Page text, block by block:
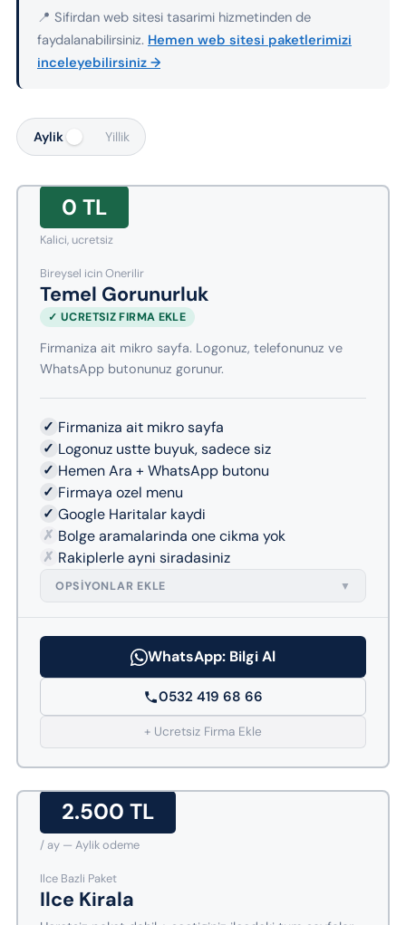
📍 Sifirdan web sitesi tasarimi hizmetinden de
faydalanabilirsiniz. Hemen web sitesi paketlerimizi
inceleyebilirsiniz →
Aylik Yillik
0 TL
Kalici, ucretsiz
Bireysel icin Onerilir
Temel Gorunurluk
✓ UCRETSIZ FIRMA EKLE
Firmaniza ait mikro sayfa. Logonuz, telefonunuz ve
WhatsApp butonunuz gorunur.
✓ Firmaniza ait mikro sayfa
✓ Logonuz ustte buyuk, sadece siz
✓ Hemen Ara + WhatsApp butonu
✓ Firmaya ozel menu
✓ Google Haritalar kaydi
✗ Bolge aramalarinda one cikma yok
✗ Rakiplerle ayni siradasiniz
OPSIYONLAR EKLE ▼
WhatsApp: Bilgi Al
0532 419 68 66
+ Ucretsiz Firma Ekle
2.500 TL
/ ay — Aylik odeme
Ilce Bazli Paket
Ilce Kirala